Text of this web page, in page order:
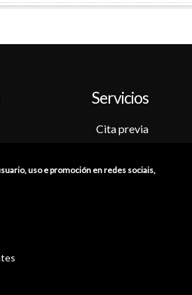
Servicios
Cita previa
Catálogo de trámites
uso e promoción en redes sociais,